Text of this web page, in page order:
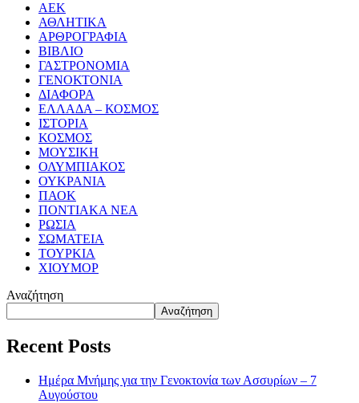
ΑΕΚ
ΑΘΛΗΤΙΚΑ
ΑΡΘΡΟΓΡΑΦΙΑ
ΒΙΒΛΙΟ
ΓΑΣΤΡΟΝΟΜΙΑ
ΓΕΝΟΚΤΟΝΙΑ
ΔΙΑΦΟΡΑ
ΕΛΛΑΔΑ – ΚΟΣΜΟΣ
ΙΣΤΟΡΙΑ
ΚΟΣΜΟΣ
ΜΟΥΣΙΚΗ
ΟΛΥΜΠΙΑΚΟΣ
ΟΥΚΡΑΝΙΑ
ΠΑΟΚ
ΠΟΝΤΙΑΚΑ ΝΕΑ
ΡΩΣΙΑ
ΣΩΜΑΤΕΙΑ
ΤΟΥΡΚΙΑ
ΧΙΟΥΜΟΡ
Αναζήτηση
Αναζήτηση
Recent Posts
Ημέρα Μνήμης για την Γενοκτονία των Ασσυρίων – 7
Αυγούστου